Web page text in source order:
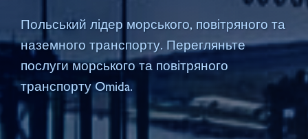
Морський транспорт
Морські повно - контейнерні
перевезення
Загальний морський транспорт
Повітряний транспорт
Time Critical
Наземний транспорт
Польський лідер морського, повітряного та
наземного транспорту. Перегляньте
послуги морського та повітряного
транспорту Omida.